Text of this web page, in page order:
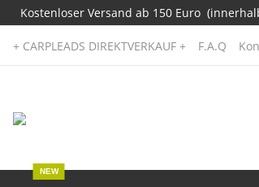
Kostenloser Versand ab 150 Euro
+ CARPLEADS DIREKTVERKAUF + F.A.Q
NEW